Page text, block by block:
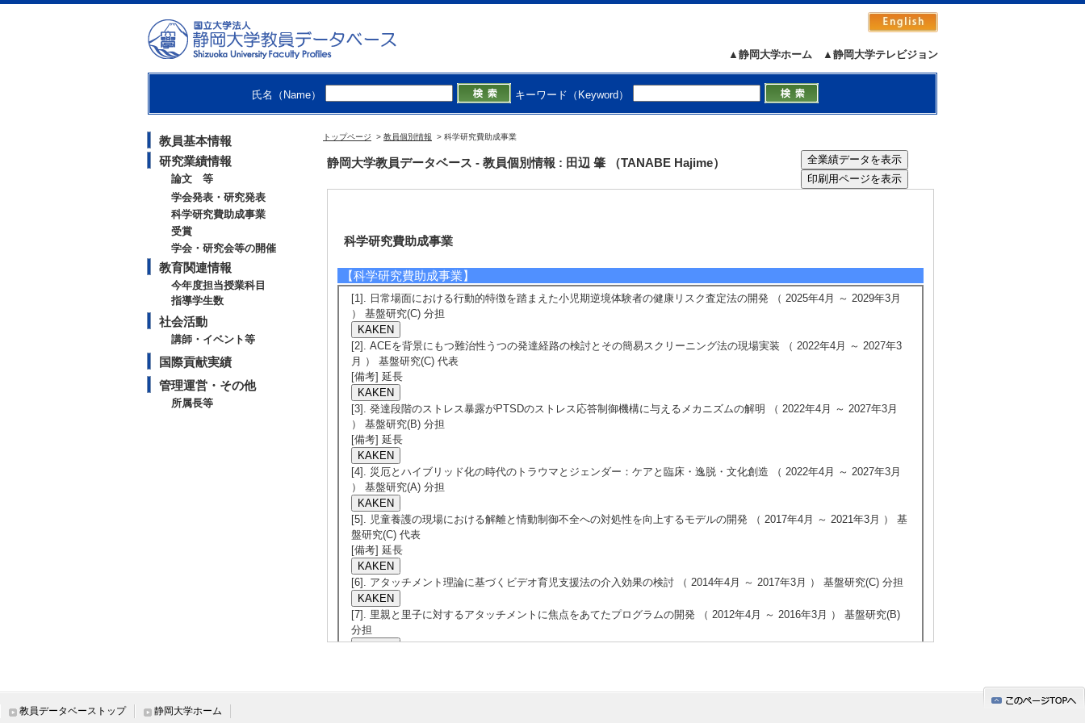
▲静岡大学テレビジョン
▲静岡大学ホーム
氏名（Name） キーワード（Keyword）
教員基本情報
研究業績情報
論文 等
学会発表・研究発表
科学研究費助成事業
受賞
学会・研究会等の開催
教育関連情報
今年度担当授業科目
指導学生数
社会活動
講師・イベント等
国際貢献実績
管理運営・その他
所属長等
トップページ > 教員個別情報 > 科学研究費助成事業
静岡大学教員データベース - 教員個別情報 : 田辺 肇 （TANABE Hajime）
科学研究費助成事業
【科学研究費助成事業】
[1]. 日常場面における行動的特徴を踏まえた小児期逆境体験者の健康リスク査定法の開発 （ 2025年4月 ～ 2029年3月
） 基盤研究(C) 分担
[2]. ACEを背景にもつ難治性うつの発達経路の検討とその簡易スクリーニング法の現場実装 （ 2022年4月 ～ 2027年3
月 ） 基盤研究(C) 代表
[備考] 延長
[3]. 発達段階のストレス暴露がPTSDのストレス応答制御機構に与えるメカニズムの解明 （ 2022年4月 ～ 2027年3月
） 基盤研究(B) 分担
[備考] 延長
[4]. 災厄とハイブリッド化の時代のトラウマとジェンダー：ケアと臨床・逸脱・文化創造 （ 2022年4月 ～ 2027年3月
） 基盤研究(A) 分担
[5]. 児童養護の現場における解離と情動制御不全への対処性を向上するモデルの開発 （ 2017年4月 ～ 2021年3月 ） 基
盤研究(C) 代表
[備考] 延長
[6]. アタッチメント理論に基づくビデオ育児支援法の介入効果の検討 （ 2014年4月 ～ 2017年3月 ） 基盤研究(C) 分担
[7]. 里親と里子に対するアタッチメントに焦点をあてたプログラムの開発 （ 2012年4月 ～ 2016年3月 ） 基盤研究(B)
分担
教員データベーストップ 静岡大学ホーム